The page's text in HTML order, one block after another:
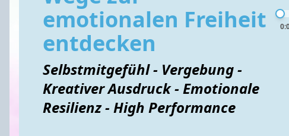
emotionalen Freiheit
entdecken
Selbstmitgefühl - Vergebung -
Kreativer Ausdruck - Emotionale
Resilienz - High Performance